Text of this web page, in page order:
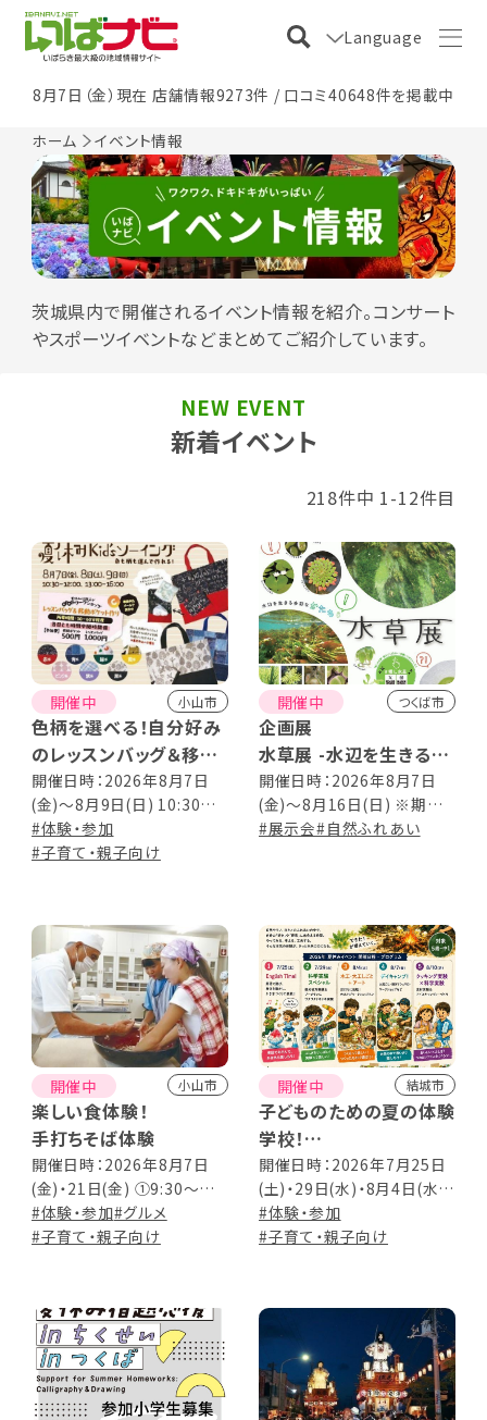
Language
8月7日（金）現在 店舗情報9273件 / 口コミ40648件を掲載中
ホーム イベント情報
茨城県内で開催されるイベント情報を紹介。コンサート
やスポーツイベントなどまとめてご紹介しています。
新着イベント
NEW EVENT
218件中 1-12件目
開催中 小山市
色柄を選べる！自分好み
のレッスンバッグ＆移動
ポケット
夏休みKid’sソーイング
開催日時：2026年8月7日
(金)～8月9日(日) 10:30～
12:00、13:00～16:00内で
随時開催
#体験・参加
#子育て・親子向け
開催中 つくば市
企画展
水草展 -水辺を生きる多
彩なかたち-
開催日時：2026年8月7日
(金)～8月16日(日) ※期間
中休園日なし 9:00～
#展示会#自然ふれあい
開催中 小山市
楽しい食体験！
手打ちそば体験
開催日時：2026年8月7日
(金)・21日(金) ①9:30～
②13:00～
#体験・参加#グルメ
#子育て・親子向け
開催中 結城市
子どものための夏の体験
学校！
～この夏だけの“ホンモ
ノ体験”がいっぱい！～
開催日時：2026年7月25日
(土)・29日(水)・8月4日(水)・
7日(金)・10日(月) 各回9:00
～13:00予定 ※雨天中止：
員】各回20名程度 【申込】申
込フォーム、または電話にて
#体験・参加
#子育て・親子向け